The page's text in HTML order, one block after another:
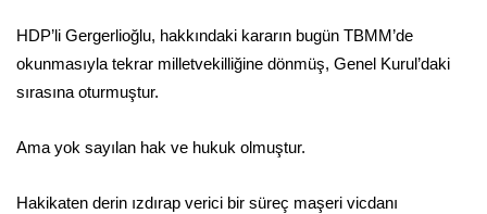
HDP’li Gergerlioğlu, hakkındaki kararın bugün TBMM’de
okunmasıyla tekrar milletvekilliğine dönmüş, Genel Kurul’daki
sırasına oturmuştur.
Ama yok sayılan hak ve hukuk olmuştur.
Hakikaten derin ızdırap verici bir süreç maşeri vicdanı